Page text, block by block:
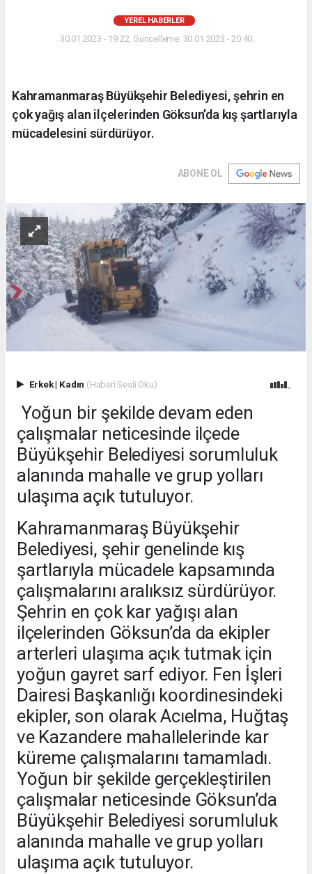
YEREL HABERLER
30.01.2023 - 19:22, Güncelleme: 30.01.2023 - 20:40
Kahramanmaraş Büyükşehir Belediyesi, şehrin en
çok yağış alan ilçelerinden Göksun’da kış şartlarıyla
mücadelesini sürdürüyor.
ABONE OL
Erkek| Kadın (Haberi Sesli Oku)
Yoğun bir şekilde devam eden
çalışmalar neticesinde ilçede
Büyükşehir Belediyesi sorumluluk
alanında mahalle ve grup yolları
ulaşıma açık tutuluyor.
Kahramanmaraş Büyükşehir
Belediyesi, şehir genelinde kış
şartlarıyla mücadele kapsamında
çalışmalarını aralıksız sürdürüyor.
Şehrin en çok kar yağışı alan
ilçelerinden Göksun’da da ekipler
arterleri ulaşıma açık tutmak için
yoğun gayret sarf ediyor. Fen İşleri
Dairesi Başkanlığı koordinesindeki
ekipler, son olarak Acıelma, Huğtaş
ve Kazandere mahallelerinde kar
küreme çalışmalarını tamamladı.
Yoğun bir şekilde gerçekleştirilen
çalışmalar neticesinde Göksun’da
Büyükşehir Belediyesi sorumluluk
alanında mahalle ve grup yolları
ulaşıma açık tutuluyor.